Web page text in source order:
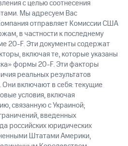
с целью соотнесения
Мы адресуем Вас
отправляет Комиссии США
в частности к последнему
20-F. Эти документы содержат
включая те, которые указаны
формы 20-F. Эти факторы
реальных результатов
Они включают в себя: текущие
условия, включая
связанную с Украиной;
введенных
российских юридических
Штатами Америки,